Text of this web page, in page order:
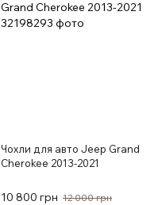
Чохли для авто Jeep Grand
Cherokee 2013-2021
10 800 грн 12 000 грн